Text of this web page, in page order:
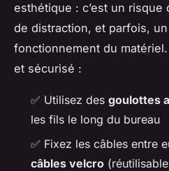
esthétique : c’est un risque
de distraction, et parfois,
fonctionnement du
et sécurisé :
✅ Utilisez des goulottes
les fils le long du bureau
✅ Fixez les câbles entre
câbles velcro